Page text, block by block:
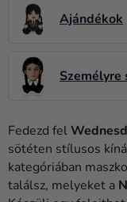
Ruházat
Újdonság
Ünnepek
Kreatív
kellékek
Ajándékok
Személyre
Fedezd fel
sötéten stílusos
kategóriában
találsz, melyeket a